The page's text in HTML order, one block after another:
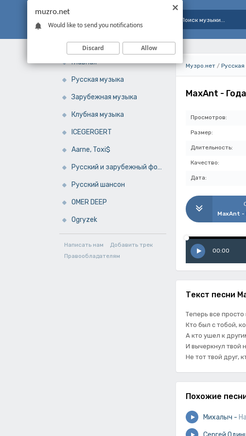
Главная
Русская музыка
Зарубежная музыка
Клубная музыка
ICEGERGERT
Aarne, Toxi$
Русский и зарубежный фонк
Русский шансон
OMER DEEP
Ogryzek
Написать нам
Добавить трек
Правообладателям
Музро.нет /
MaxAnt -
Просмотров:
Размер:
Длительность:
Качество:
Дата:
00:00
Текст песни
Теперь все
Кто был с тобой,
А кто ушел к
И вычеркнул твой
Не тот твой друг,
Похожие
Михалыч -
muzro.net
Would like to send you notifications
Discard Allow